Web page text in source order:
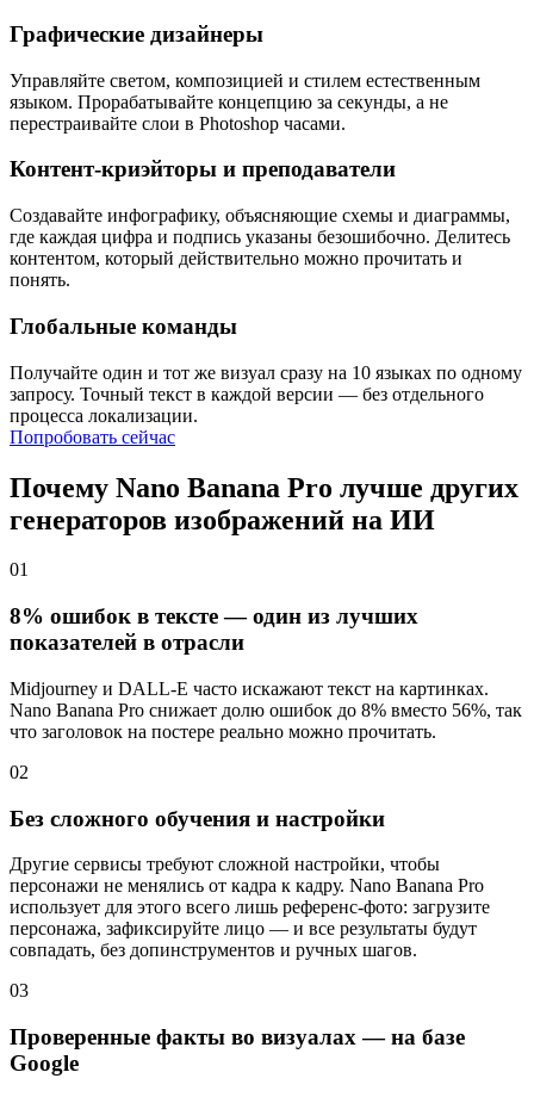
Графические дизайнеры
Управляйте светом, композицией и стилем естественным
языком. Прорабатывайте концепцию за секунды, а не
перестраивайте слои в Photoshop часами.
Контент‑криэйторы и преподаватели
Создавайте инфографику, объясняющие схемы и диаграммы,
где каждая цифра и подпись указаны безошибочно. Делитесь
контентом, который действительно можно прочитать и
понять.
Глобальные команды
Получайте один и тот же визуал сразу на 10 языках по одному
запросу. Точный текст в каждой версии — без отдельного
процесса локализации.
Попробовать сейчас
Почему Nano Banana Pro лучше других
генераторов изображений на ИИ
01
8% ошибок в тексте — один из лучших
показателей в отрасли
Midjourney и DALL-E часто искажают текст на картинках.
Nano Banana Pro снижает долю ошибок до 8% вместо 56%, так
что заголовок на постере реально можно прочитать.
02
Без сложного обучения и настройки
Другие сервисы требуют сложной настройки, чтобы
персонажи не менялись от кадра к кадру. Nano Banana Pro
использует для этого всего лишь референс‑фото: загрузите
персонажа, зафиксируйте лицо — и все результаты будут
совпадать, без допинструментов и ручных шагов.
03
Проверенные факты во визуалах — на базе
Google